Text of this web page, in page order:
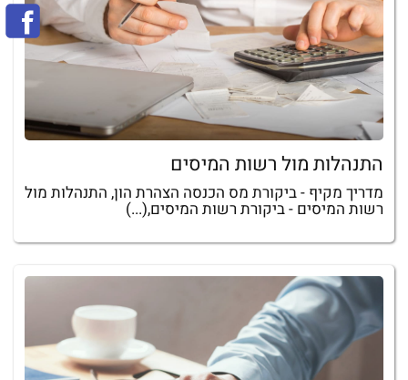
התנהלות מול רשות המיסים
מדריך מקיף - ביקורת מס הכנסה הצהרת הון, התנהלות מול
רשות המיסים - ביקורת רשות המיסים,(...)